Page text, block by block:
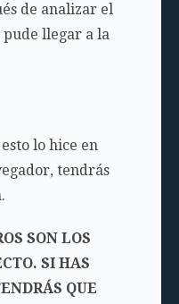
de analizar el
llegar a la
lo hice en
tendrás
SON LOS
SI HAS
QUE